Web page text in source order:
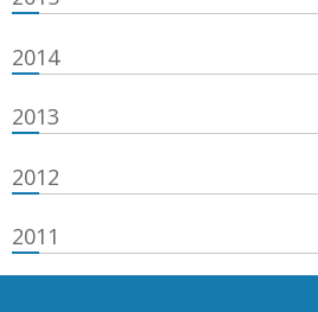
2014
2013
2012
2011